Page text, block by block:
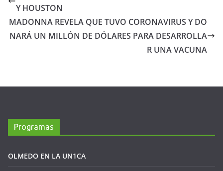
Y HOUSTON
MADONNA REVELA QUE TUVO CORONAVIRUS Y DO
NARÁ UN MILLÓN DE DÓLARES PARA DESARROLLA
R UNA VACUNA
Programas
OLMEDO EN LA UN1CA